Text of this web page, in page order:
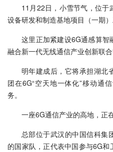
11月22日，小雪节气，位
设备研发和制造基地项目（一期
这里正加紧建设6G通感算
融合新一代无线通信产业创新联合
明年建成后，它将承担湖北
团在6G“空天地一体化”移动通
务。
一座6G通信产业的高地，正
总部位于武汉的中国信科集
的国家队，正代表中国参与6G